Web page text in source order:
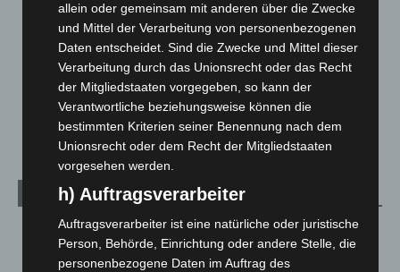
Leserbriefe
Menschen
Über uns
Veranstaltungen
Archiv
August 2026(15)
Juli 2026(73)
allein oder gemeinsam mit anderen über die Zwecke
und Mittel der Verarbeitung von personenbezogenen
Daten entscheidet. Sind die Zwecke und Mittel dieser
Verarbeitung durch das Unionsrecht oder das Recht
der Mitgliedstaaten vorgegeben, so kann der
Verantwortliche beziehungsweise können die
bestimmten Kriterien seiner Benennung nach dem
Unionsrecht oder dem Recht der Mitgliedstaaten
vorgesehen werden.
h) Auftragsverarbeiter
Auftragsverarbeiter ist eine natürliche oder juristische
Person, Behörde, Einrichtung oder andere Stelle, die
personenbezogene Daten im Auftrag des